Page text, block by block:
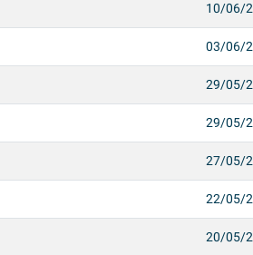
10/06/
03/06/
29/05/
29/05/
27/05/
22/05/
20/05/